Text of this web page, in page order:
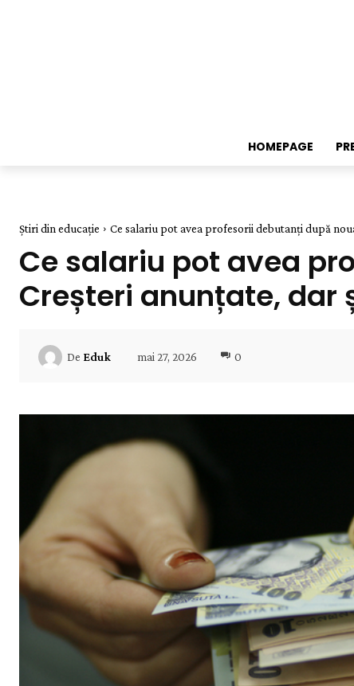
HOMEPAGE
Știri din educație Ce salariu pot avea profesorii debutanți după
Ce salariu pot avea
Creșteri anunțate, dar
De Eduk mai 27, 2026 0